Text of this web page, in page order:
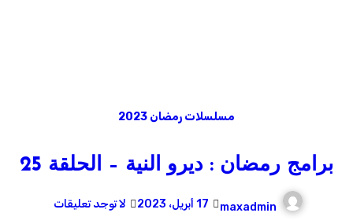
مسلسلات رمضان 2023
برامج رمضان : ديرو النية – الحلقة 25
maxadmin 17 أبريل، 2023 لا توجد تعليقات